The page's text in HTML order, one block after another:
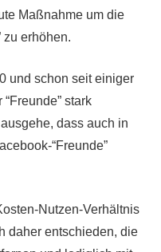
Maßnahme um die
zu erhöhen.
und schon seit einiger
stark
dass auch in
“Freunde”
Nutzen-Verhältnis
daher entschieden, die